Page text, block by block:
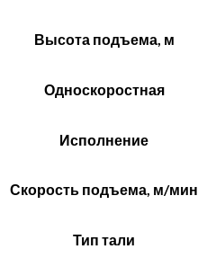
Высота подъема, м
Односкоростная
Исполнение
Скорость подъема, м/мин
Тип тали